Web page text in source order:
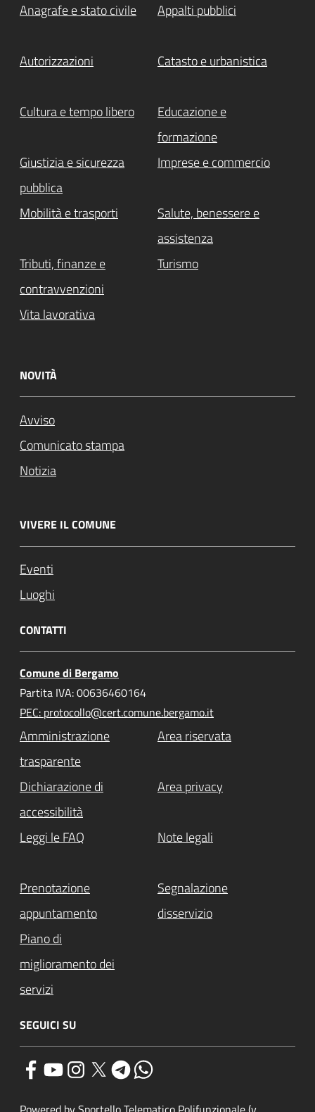
Anagrafe e stato civile Appalti pubblici
Autorizzazioni Catasto e urbanistica
Cultura e tempo libero
Educazione e
formazione
Giustizia e sicurezza
pubblica
Imprese e commercio
Mobilità e trasporti
Salute, benessere e
assistenza
Tributi, finanze e
contravvenzioni
Turismo
Vita lavorativa
NOVITÀ
Avviso
Comunicato stampa
Notizia
VIVERE IL COMUNE
Eventi
Luoghi
CONTATTI
Comune di Bergamo
Partita IVA: 00636460164
PEC: protocollo@cert.comune.bergamo.it
Amministrazione
trasparente
Area riservata
Dichiarazione di
accessibilità
Area privacy
Leggi le FAQ Note legali
Prenotazione
appuntamento
Segnalazione
disservizio
Piano di
miglioramento dei
servizi
SEGUICI SU